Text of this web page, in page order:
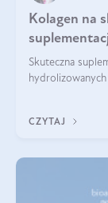
Kolagen na
Skuteczna
CZYTAJ